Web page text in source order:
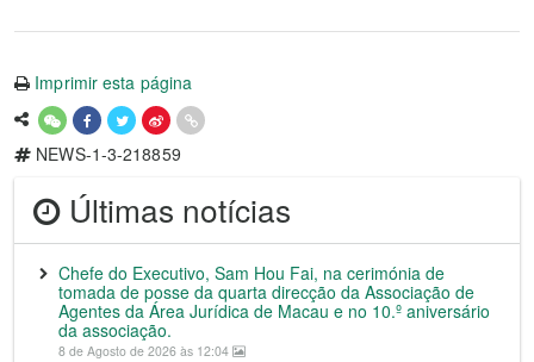
Imprimir esta página
NEWS-1-3-218859
Últimas notícias
Chefe do Executivo, Sam Hou Fai, na cerimónia de
tomada de posse da quarta direcção da Associação de
Agentes da Área Jurídica de Macau e no 10.º aniversário
da associação.
8 de Agosto de 2026 às 12:04